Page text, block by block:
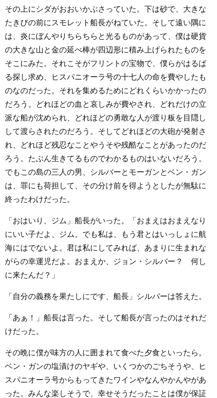
その上にシダがおおいかぶさっていた。下は砂で、大きな
たきびの前にスモレット船長がねていた。そして遠い隅に
は、炎にぼんやりちらちらと光るものがあって、僕は硬貨
の大きな山と金の延べ棒が四辺形に積み上げられたものを
そこにみた。それこそがフリントの宝物で、僕らがはるば
る探し求め、ヒスパニオーラ号の十七人の命を費やしたも
のなのだった。それを集めるためにどれくらいかかったの
だろう。どれほどの血と哀しみが費やされ、どれだけの立
派な船が沈められ、どれほどの勇敢な人が渡り板を目隠し
して渡らされたのだろう。そしてどれほどの大砲が発射さ
れ、どれほど残忍なことやうそや残酷なことがあったのだ
ろう。たぶん生きてるものでわかるものはいないだろう。
でもこの島の三人の男、シルバーとモーガンとベン・ガン
は、罪にも荷担して、その分け前を得ようとしたが無駄に
終ったわけだった。
「おはいり、ジム」船長がいった。「おまえはおまえなり
にいい子だよ、ジム。でも私は、もう君とはいっしょに航
海にはでないよ。君は私にしてみれば、あまりに生まれな
がらの幸運児だよ。おまえか、ジョン・シルバー？ 何し
に来たんだ？」
「自分の義務を果たしにです、船長」シルバーは答えた。
「あぁ！」船長は言った。そして船長が言ったのはそれだ
けだった。
その晩に僕が味方の人に囲まれて食べた夕食といったら。
ベン・ガンの塩漬けのヤギや、いくつかのごちそうや、ヒ
スパニオーラ号からもってきたワインやなんやかんやがあ
った。みんな楽しそうで、幸せそうだったことは僕が保証